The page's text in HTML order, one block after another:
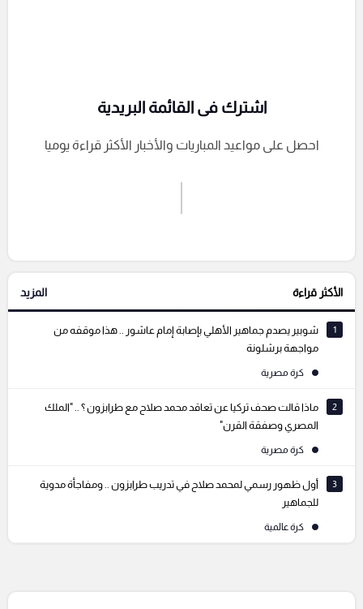
إرسال تعليق
التعليقات السابقة
اشترك فى القائمة البريدية
احصل على مواعيد المباريات والأخبار الأكثر قراءة يوميا
الأكثر قراءة المزيد
1
شوبير يصدم جماهير الأهلي بإصابة إمام عاشور .. هذا موقفه من
مواجهة برشلونة
كرة مصرية
2
ماذا قالت صحف تركيا عن تعاقد محمد صلاح مع طرابزون ؟ .. "الملك
المصري وصفقة القرن"
كرة مصرية
3
أول ظهور رسمي لمحمد صلاح في تدريب طرابزون .. ومفاجأة مدوية
للجماهير
كرة عالمية